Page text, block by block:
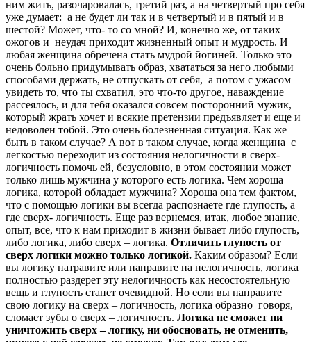
ним жить, разочаровалась, третий раз, а на четвертый про себя
уже думает: а не будет ли так и в четвертый и в пятый и в
шестой? Может, что- то со мной? И, конечно же, от таких
ожогов и неудач приходит жизненный опыт и мудрость. И
любая женщина обречена стать мудрой йогиней. Только это
очень больно придумывать образ, хвататься за него любыми
способами держать, не отпускать от себя, а потом с ужасом
увидеть то, что ты схватил, это что-то другое, наваждение
рассеялось, и для тебя оказался совсем посторонний мужик,
который жрать хочет и всякие претензии предъявляет и еще и
недоволен тобой. Это очень болезненная ситуация. Как же
быть в таком случае? А вот в таком случае, когда женщина с
легкостью переходит из состояния нелогичности в сверх-
логичность помочь ей, безусловно, в этом состоянии может
только лишь мужчина у которого есть логика. Чем хороша
логика, которой обладает мужчина? Хороша она тем фактом,
что с помощью логики вы всегда распознаете где глупость, а
где сверх- логичность. Еще раз вернемся, итак, любое знание,
опыт, все, что к нам приходит в жизни бывает либо глупость,
либо логика, либо сверх – логика. Отличить глупость от
сверх логики можно только логикой. Каким образом? Если
вы логику натравите или направите на нелогичность, логика
полностью раздерет эту нелогичность как несостоятельную
вещь и глупость станет очевидной. Но если вы направите
свою логику на сверх – логичность, логика образно говоря,
сломает зубы о сверх – логичность. Логика не сможет ни
уничтожить сверх – логику, ни обосновать, не отменить,